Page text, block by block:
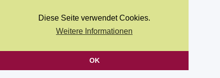
Diese Seite verwendet Cookies.
Weitere Informationen
OK